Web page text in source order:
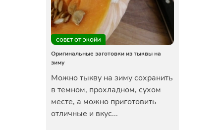
СОВЕТ ОТ ЭКОЙИ
Оригинальные заготовки из тыквы на
зиму
Можно тыкву на зиму сохранить
в темном, прохладном, сухом
месте, а можно приготовить
отличные и вкус...